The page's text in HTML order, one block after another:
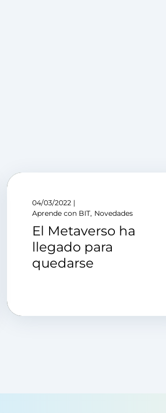
04/03/2022
Aprende con BIT Novedades
El Metaverso ha
llegado para
quedarse